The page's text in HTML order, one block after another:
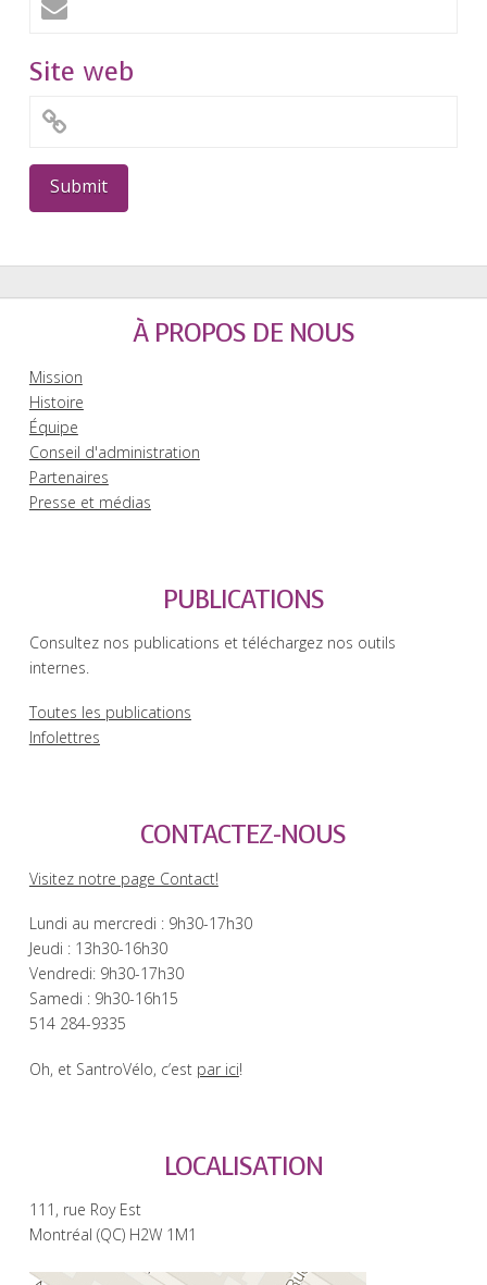
Site web
À PROPOS DE NOUS
Mission
Histoire
Équipe
Conseil d'administration
Partenaires
Presse et médias
PUBLICATIONS
Consultez nos publications et téléchargez nos outils
internes.
Toutes les publications
Infolettres
CONTACTEZ-NOUS
Visitez notre page Contact!
Lundi au mercredi : 9h30-17h30
Jeudi : 13h30-16h30
Vendredi: 9h30-17h30
Samedi : 9h30-16h15
514 284-9335
Oh, et SantroVélo, c’est par ici!
LOCALISATION
111, rue Roy Est
Montréal (QC) H2W 1M1